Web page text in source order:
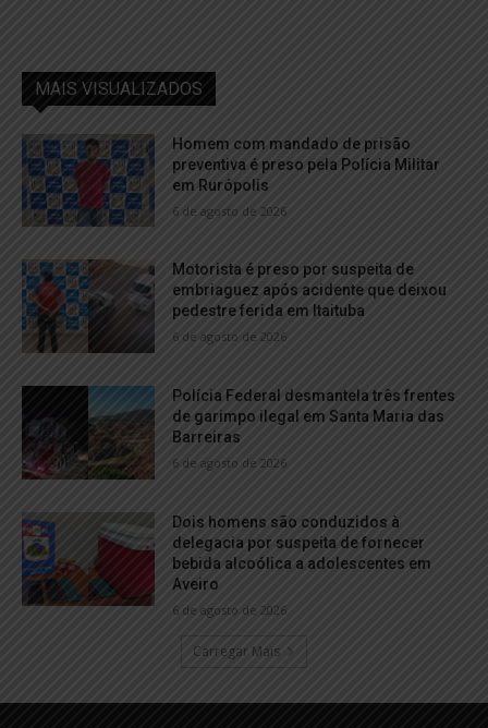
MAIS VISUALIZADOS
Homem com mandado de prisão
preventiva é preso pela Polícia Militar
em Rurópolis
6 de agosto de 2026
Motorista é preso por suspeita de
embriaguez após acidente que deixou
pedestre ferida em Itaituba
6 de agosto de 2026
Polícia Federal desmantela três frentes
de garimpo ilegal em Santa Maria das
Barreiras
6 de agosto de 2026
Dois homens são conduzidos à
delegacia por suspeita de fornecer
bebida alcoólica a adolescentes em
Aveiro
6 de agosto de 2026
Carregar Mais